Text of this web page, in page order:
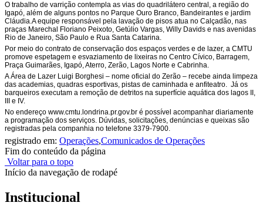
O trabalho de varrição contempla as vias do quadrilátero central, a região do
Igapó, além de alguns pontos no Parque Ouro Branco, Bandeirantes e jardim
Cláudia.A equipe responsável pela lavação de pisos atua no Calçadão, nas
praças Marechal Floriano Peixoto, Getúlio Vargas, Willy Davids e nas avenidas
Rio de Janeiro, São Paulo e Rua Santa Catarina.
Por meio do contrato de conservação dos espaços verdes e de lazer, a CMTU
promove espetagem e esvaziamento de lixeiras no Centro Cívico, Barragem,
Praça Guimarães, Igapó, Aterro, Zerão, Lagos Norte e Cabrinha.
A Área de Lazer Luigi Borghesi – nome oficial do Zerão – recebe ainda limpeza
das academias, quadras esportivas, pistas de caminhada e anfiteatro. Já os
barqueiros executam a remoção de detritos na superfície aquática dos lagos II,
III e IV.
No endereço www.cmtu.londrina.pr.gov.br é possível acompanhar diariamente
a programação dos serviços. Dúvidas, solicitações, denúncias e queixas são
registradas pela companhia no telefone 3379-7900.
registrado em: Operações,Comunicados de Operações
Fim do conteúdo da página
Voltar para o topo
Início da navegação de rodapé
Institucional